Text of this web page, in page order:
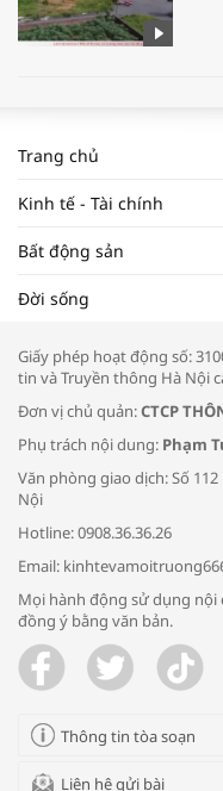
Trang chủ
Kinh tế - Tài chính
Bất động sản
Đời sống
Giấy phép hoạt động số:
tin và Truyền thông Hà Nội
Đơn vị chủ quản:CTCP
Phụ trách nội dung: Phạm
Văn phòng giao dịch: Số 112
Nội
Hotline: 0908.36.36.26
Email:
Mọi hành động sử dụng
đồng ý bằng văn bản.
Thông tin tòa soạn
Liên hệ gửi bài